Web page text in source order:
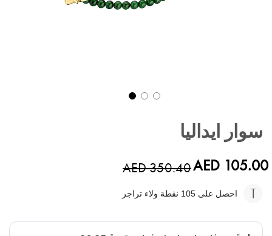
بداية
معرض
سوار ايداليا
AED 105.00
AED 350.40
احصل على 105 نقطة ولاء تراجر